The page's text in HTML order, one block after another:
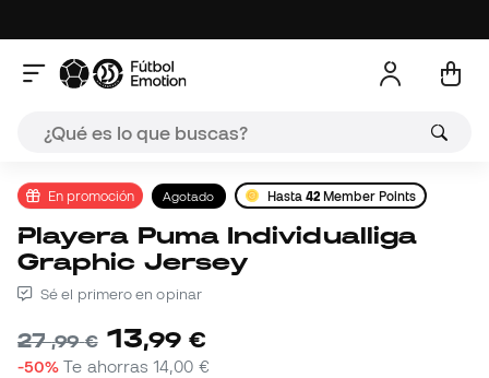
En promoción Agotado Hasta42 Member Points
Playera Puma Individualliga
Graphic Jersey
Sé el primero en opinar
27,99 € 13,99 €
-50% Te ahorras14,00 €